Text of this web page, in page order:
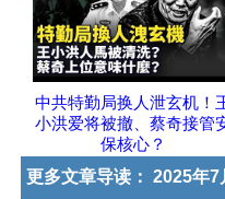
中共特勤局换人泄玄机！
小洪爱将被撤、蔡奇接管
保核心？
更多文章导读： 2025年7